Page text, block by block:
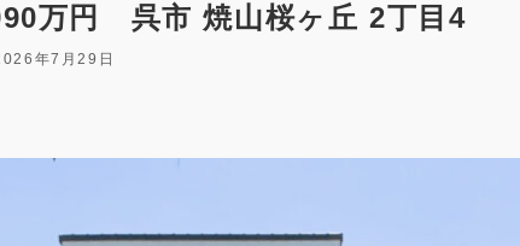
万円 呉市 焼山桜ヶ丘 2丁目4
年7月29日